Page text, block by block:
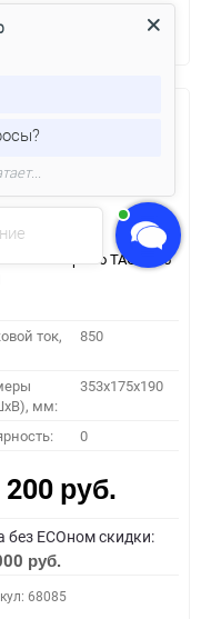
избранное
AGM Stop&Go TAG95 L5
ток,
850
мм:
353x175x190
0
200 руб.
без ECOном скидки:
руб.
68085